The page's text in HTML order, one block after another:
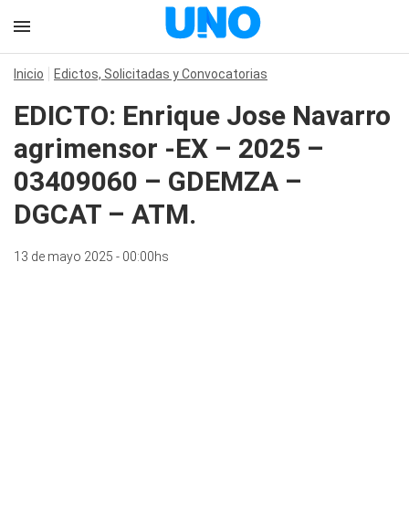
Inicio Edictos, Solicitadas y Convocatorias
EDICTO: Enrique Jose Navarro
agrimensor -EX – 2025 –
03409060 – GDEMZA –
DGCAT – ATM.
13 de mayo 2025 - 00:00hs